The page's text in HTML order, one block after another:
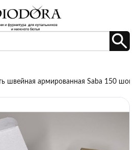
швейная армированная Saba 150